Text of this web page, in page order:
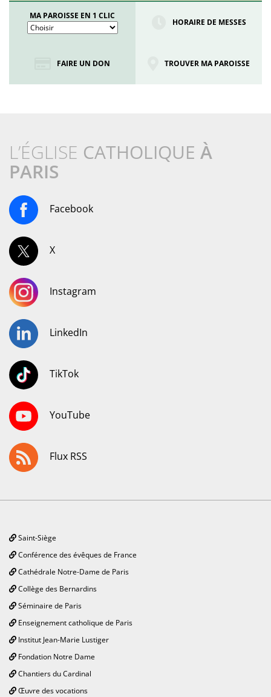
MA PAROISSE EN 1 CLIC
HORAIRE DE MESSES
FAIRE UN DON TROUVER MA PAROISSE
L’ÉGLISE CATHOLIQUE À
PARIS
Facebook
X
Instagram
LinkedIn
TikTok
YouTube
Flux RSS
Saint-Siège
Conférence des évêques de France
Cathédrale Notre-Dame de Paris
Collège des Bernardins
Séminaire de Paris
Enseignement catholique de Paris
Institut Jean-Marie Lustiger
Fondation Notre Dame
Chantiers du Cardinal
Œuvre des vocations